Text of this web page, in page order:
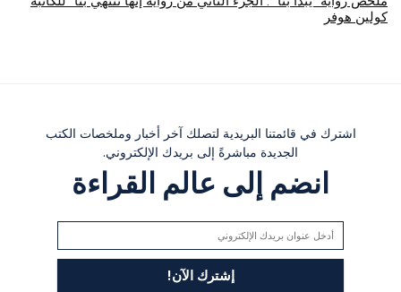
كولين هوفر
اشترك في قائمتنا البريدية لتصلك آخر أخبار وملخصات الكتب
الجديدة مباشرةً إلى بريدك الإلكتروني.
انضم إلى عالم القراءة